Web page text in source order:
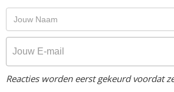
Reacties worden eerst gekeurd voordat